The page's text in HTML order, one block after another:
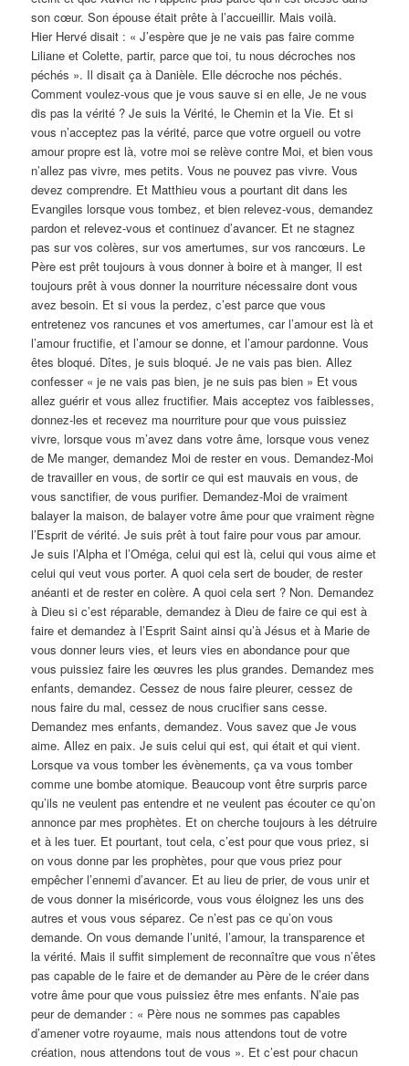
son cœur. Son épouse était prête à l’accueillir. Mais voilà.
Hier Hervé disait : « J’espère que je ne vais pas faire comme
Liliane et Colette, partir, parce que toi, tu nous décroches nos
péchés ». Il disait ça à Danièle. Elle décroche nos péchés.
Comment voulez-vous que je vous sauve si en elle, Je ne vous
dis pas la vérité ? Je suis la Vérité, le Chemin et la Vie. Et si
vous n’acceptez pas la vérité, parce que votre orgueil ou votre
amour propre est là, votre moi se relève contre Moi, et bien vous
n’allez pas vivre, mes petits. Vous ne pouvez pas vivre. Vous
devez comprendre. Et Matthieu vous a pourtant dit dans les
Evangiles lorsque vous tombez, et bien relevez-vous, demandez
pardon et relevez-vous et continuez d’avancer. Et ne stagnez
pas sur vos colères, sur vos amertumes, sur vos rancœurs. Le
Père est prêt toujours à vous donner à boire et à manger, Il est
toujours prêt à vous donner la nourriture nécessaire dont vous
avez besoin. Et si vous la perdez, c’est parce que vous
entretenez vos rancunes et vos amertumes, car l’amour est là et
l’amour fructifie, et l’amour se donne, et l’amour pardonne. Vous
êtes bloqué. Dîtes, je suis bloqué. Je ne vais pas bien. Allez
confesser « je ne vais pas bien, je ne suis pas bien » Et vous
allez guérir et vous allez fructifier. Mais acceptez vos faiblesses,
donnez-les et recevez ma nourriture pour que vous puissiez
vivre, lorsque vous m’avez dans votre âme, lorsque vous venez
de Me manger, demandez Moi de rester en vous. Demandez-Moi
de travailler en vous, de sortir ce qui est mauvais en vous, de
vous sanctifier, de vous purifier. Demandez-Moi de vraiment
balayer la maison, de balayer votre âme pour que vraiment règne
l’Esprit de vérité. Je suis prêt à tout faire pour vous par amour.
Je suis l’Alpha et l’Oméga, celui qui est là, celui qui vous aime et
celui qui veut vous porter. A quoi cela sert de bouder, de rester
anéanti et de rester en colère. A quoi cela sert ? Non. Demandez
à Dieu si c’est réparable, demandez à Dieu de faire ce qui est à
faire et demandez à l’Esprit Saint ainsi qu’à Jésus et à Marie de
vous donner leurs vies, et leurs vies en abondance pour que
vous puissiez faire les œuvres les plus grandes. Demandez mes
enfants, demandez. Cessez de nous faire pleurer, cessez de
nous faire du mal, cessez de nous crucifier sans cesse.
Demandez mes enfants, demandez. Vous savez que Je vous
aime. Allez en paix. Je suis celui qui est, qui était et qui vient.
Lorsque va vous tomber les évènements, ça va vous tomber
comme une bombe atomique. Beaucoup vont être surpris parce
qu’ils ne veulent pas entendre et ne veulent pas écouter ce qu’on
annonce par mes prophètes. Et on cherche toujours à les détruire
et à les tuer. Et pourtant, tout cela, c’est pour que vous priez, si
on vous donne par les prophètes, pour que vous priez pour
empêcher l’ennemi d’avancer. Et au lieu de prier, de vous unir et
de vous donner la miséricorde, vous vous éloignez les uns des
autres et vous vous séparez. Ce n’est pas ce qu’on vous
demande. On vous demande l’unité, l’amour, la transparence et
la vérité. Mais il suffit simplement de reconnaître que vous n’êtes
pas capable de le faire et de demander au Père de le créer dans
votre âme pour que vous puissiez être mes enfants. N’aie pas
peur de demander : « Père nous ne sommes pas capables
d’amener votre royaume, mais nous attendons tout de votre
création, nous attendons tout de vous ». Et c’est pour chacun